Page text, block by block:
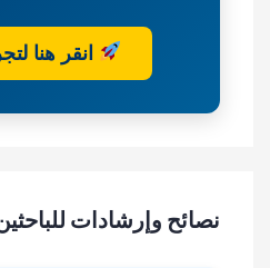
انقر هنا
نصائح وإرشادات